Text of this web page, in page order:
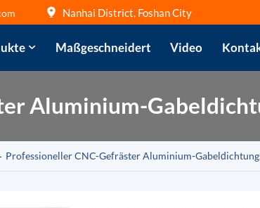
Nanhai District, Foshan City
Maßgeschneidert Video
Aluminium-
Professioneller CNC-Gefräster Aluminium-